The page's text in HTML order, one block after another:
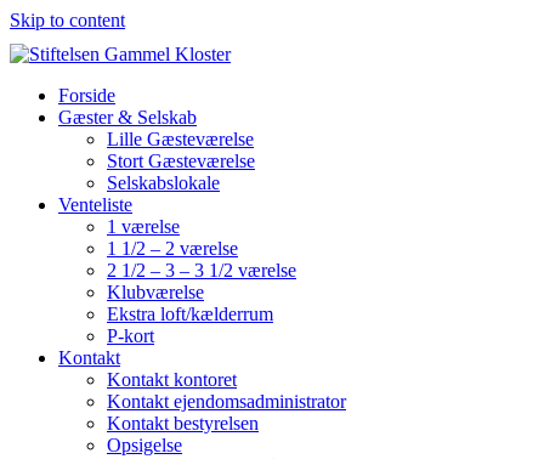
Skip to content
Forside
Gæster & Selskab
Lille Gæsteværelse
Stort Gæsteværelse
Selskabslokale
Venteliste
1 værelse
1 1/2 – 2 værelse
2 1/2 – 3 – 3 1/2 værelse
Klubværelse
Ekstra loft/kælderrum
P-kort
Kontakt
Kontakt kontoret
Kontakt ejendomsadministrator
Kontakt bestyrelsen
Opsigelse